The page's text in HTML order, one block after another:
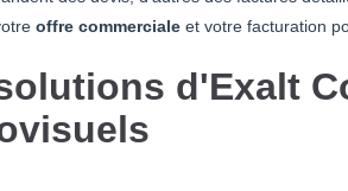
offre commerciale et votre facturation
d'Exalt